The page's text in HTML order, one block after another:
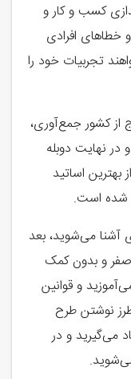
کسب و کار و
خطاهای افرادی
تجربیات خود را
از کشور جمع‌آوری،
نهایت دوبله
اساتید
شده است.
آشنا می‌شوید، بعد
صفر و بدون کمک
و قوانین
نوشتن طرح
می‌گیرید و در